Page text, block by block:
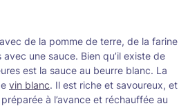
de la pomme de terre, de la farine
une sauce. Bien qu’il existe de
est la sauce au beurre blanc. La
vin blanc. Il est riche et savoureux, et
à l’avance et réchauffée au